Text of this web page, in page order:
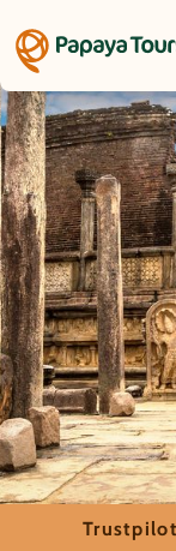
Trustpilot